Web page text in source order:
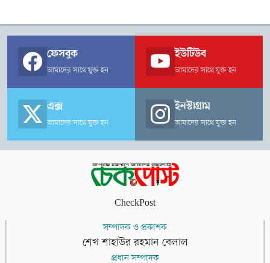
ফেসবুক
আমাদের সাথে যুক্ত হন
ইউটিউব
আমাদের সাথে যুক্ত হন
এক্স
আমাদের সাথে যুক্ত হন
ইনস্টাগ্রাম
আমাদের সাথে যুক্ত হন
CheckPost
সম্পাদক ও প্রকাশক
শেখ শাহাউর রহমান বেলাল
প্রধান সম্পাদক